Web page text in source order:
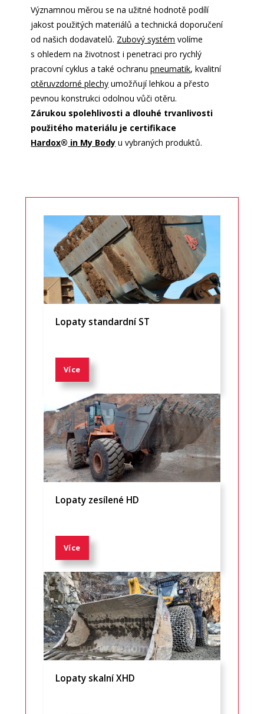
Významnou měrou se na užitné hodnotě podílí
jakost použitých materiálů a technická doporučení
od našich dodavatelů. Zubový systém volíme
s ohledem na životnost i penetraci pro rychlý
pracovní cyklus a také ochranupneumatik, kvalitní
otěruvzdorné plechy umožňují lehkou a přesto
pevnou konstrukci odolnou vůči otěru.
Zárukou spolehlivosti a dlouhé trvanlivosti
použitého materiálu je certifikace
Hardox® in My Body u vybraných produktů.
Lopaty standardní ST
Více
Lopaty zesílené HD
Více
Lopaty skalní XHD